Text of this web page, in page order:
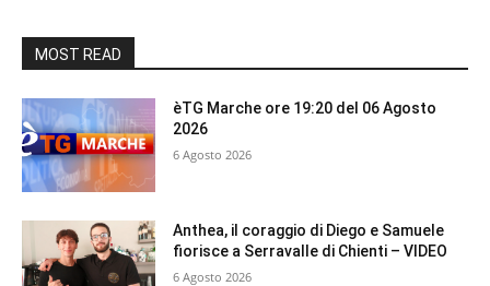
MOST READ
èTG Marche ore 19:20 del 06 Agosto
2026
6 Agosto 2026
Anthea, il coraggio di Diego e Samuele
fiorisce a Serravalle di Chienti – VIDEO
6 Agosto 2026